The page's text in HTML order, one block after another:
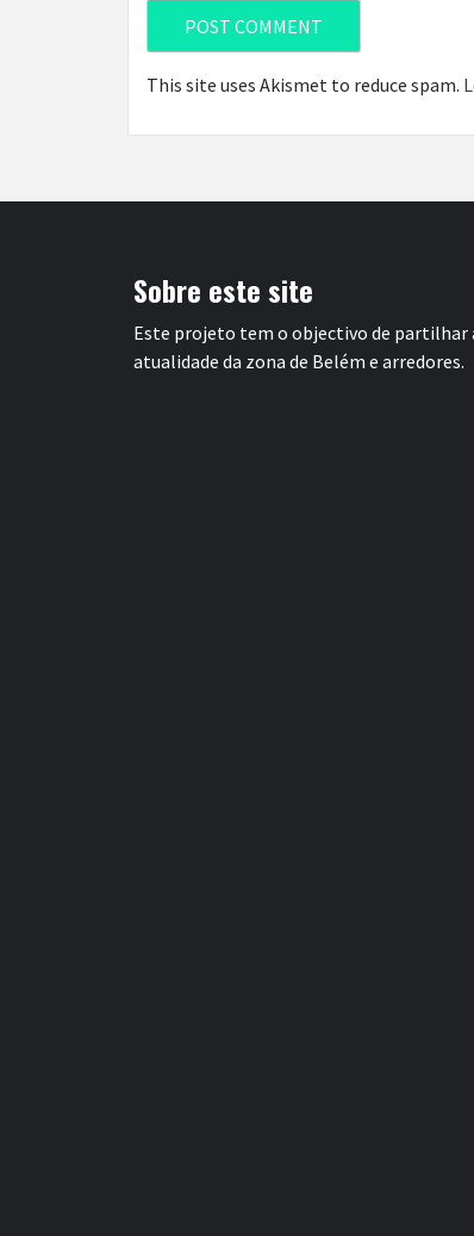
This site uses Akismet to reduce spam.
Sobre este site
Este projeto tem o objectivo de partilhar
atualidade da zona de Belém e arredores.